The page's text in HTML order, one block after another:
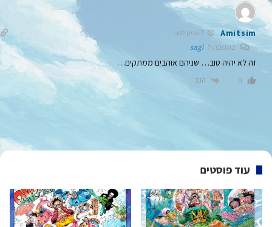
Amitsim
בתגובה לsagi
זה לא יהיה טוב… שניהם אוהבים ממתקים…
0 הגב
עוד פוסטים